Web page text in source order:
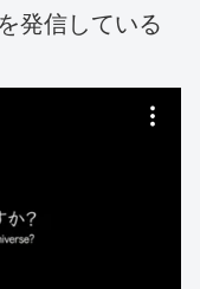
発信している